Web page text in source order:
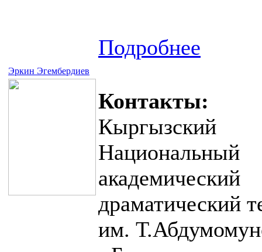
Подробнее
Эркин Эгембердиев
Контакты:
Кыргызский
Национальный
академический
драматический
им.